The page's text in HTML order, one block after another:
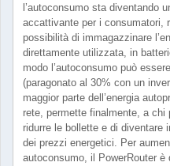
l’autoconsumo sta diventando
accattivante per i consumatori,
possibilità di immagazzinare
direttamente utilizzata, in
modo l’autoconsumo può
(paragonato al 30% con un
maggior parte dell’energia
rete, permette finalmente, a
ridurre le bollette e di diventare
dei prezzi energetici. Per
autoconsumo, il PowerRouter è